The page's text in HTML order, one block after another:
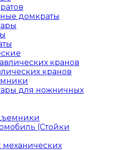
домкраты
кранов
кранов
для ножничных
(Стойки
механических